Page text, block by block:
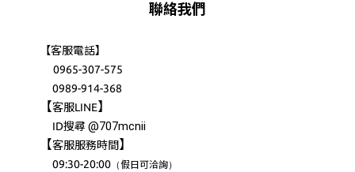
聯絡我們
【客服電話】
0965-307-575
0989-914-368
【客服LINE】
ID搜尋@707mcnii
【客服服務時間 】
09:30-20:00 （假日可洽詢）